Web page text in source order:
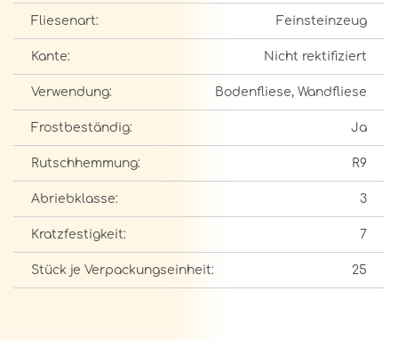
Fliesenart: Feinsteinzeug
Kante: Nicht rektifiziert
Verwendung: Bodenfliese, Wandfliese
Frostbeständig: Ja
Rutschhemmung: R9
Abriebklasse: 3
Kratzfestigkeit: 7
Stück je Verpackungseinheit: 25